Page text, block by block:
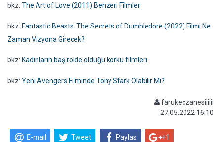
bkz: The Art of Love (2011) Benzeri Filmler
bkz: Fantastic Beasts: The Secrets of Dumbledore (2022) Filmi Ne
Zaman Vizyona Girecek?
bkz: Kadınların baş rolde olduğu korku filmleri
bkz: Yeni Avengers Filminde Tony Stark Olabilir Mi?
farukeczanesiiiiii
27.05.2022 16:10
E-mail Tweet Paylas +1